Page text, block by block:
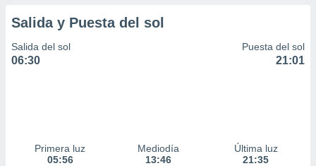
Salida y Puesta del sol
Salida del sol
06:30
Puesta del sol
21:01
Primera luz
05:56
Mediodía
13:46
Última luz
21:35